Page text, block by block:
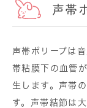
声帯
声帯ポリープは
帯粘膜下の血管
生します。声帯
す。声帯結節は